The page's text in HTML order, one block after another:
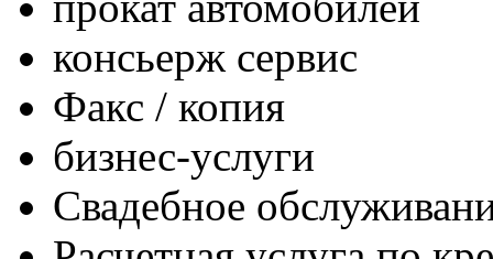
консьерж сервис
Факс / копия
бизнес-услуги
Свадебное